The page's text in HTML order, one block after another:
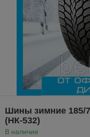
Шины зимние 185/
(НК-532)
В наличии